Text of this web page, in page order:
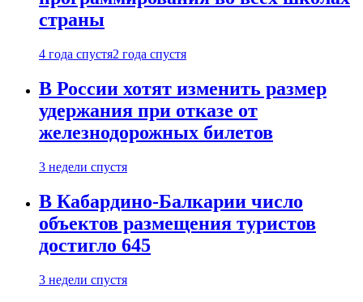
страны
4 года спустя2 года спустя
В России хотят изменить размер
удержания при отказе от
железнодорожных билетов
3 недели спустя
В Кабардино-Балкарии число
объектов размещения туристов
достигло 645
3 недели спустя